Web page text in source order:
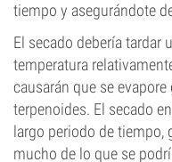
tiempo y asegurándote
El secado debería tardar
temperatura
causarán que se
terpenoides. El secado
largo periodo de tiempo,
mucho de lo que se